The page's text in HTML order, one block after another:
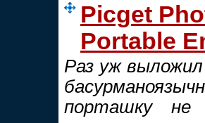
Picget
Portable
Раз уж
порташку